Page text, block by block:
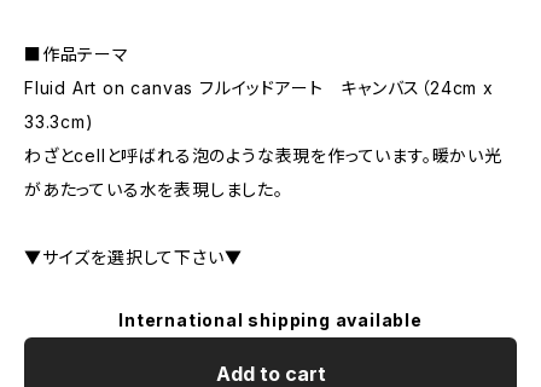
■作品テーマ
Fluid Art on canvas フルイッドアート キャンバス（24cm x
33.3cm)
わざとcellと呼ばれる泡のような表現を作っています。暖かい光
があたっている水を表現しました。
▼サイズを選択して下さい▼
International shipping available
Add to cart